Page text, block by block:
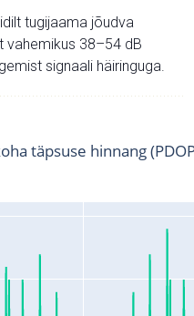
tugijaama jõudva
vahemikus 38–54 dB
signaali häiringuga.
täpsuse hinnang